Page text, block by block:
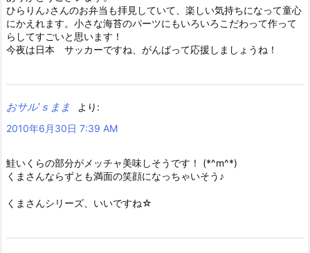
ひらりん♪さんのお弁当も拝見していて、楽しい気持ちになって童心
にかえれます。小さな海苔のパーツにもいろいろこだわって作って
らしてすごいと思います！
今夜は日本 サッカーですね、がんばって応援しましょうね！
おサル’ｓまま
より:
2010年6月30日 7:39 AM
鮭いくらの部分がメッチャ美味しそうです！ (*^m^*)
くまさんならずとも満面の笑顔になっちゃいそう♪
くまさんシリーズ、いいですね☆